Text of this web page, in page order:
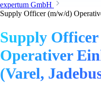
expertum GmbH
Supply Officer (m/w/d)
Supply
Operativer
(Varel,